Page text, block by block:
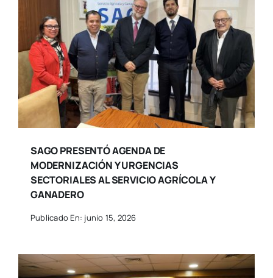
SAGO PRESENTÓ AGENDA DE
MODERNIZACIÓN Y URGENCIAS
SECTORIALES AL SERVICIO AGRÍCOLA Y
GANADERO
Publicado En: junio 15, 2026